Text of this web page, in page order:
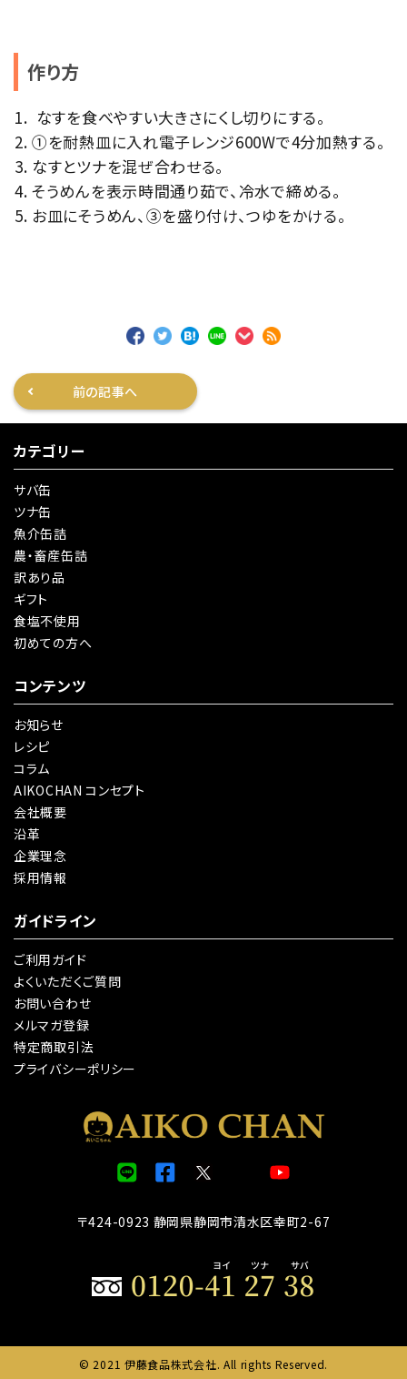
作り方
なすを食べやすい大きさにくし切りにする。
①を耐熱皿に入れ電子レンジ600Wで4分加熱する。
なすとツナを混ぜ合わせる。
そうめんを表示時間通り茹で、冷水で締める。
お皿にそうめん、③を盛り付け、つゆをかける。
前の記事へ
カテゴリー
サバ缶
ツナ缶
魚介缶詰
農・畜産缶詰
訳あり品
ギフト
食塩不使用
初めての方へ
コンテンツ
お知らせ
レシピ
コラム
AIKOCHAN コンセプト
会社概要
沿革
企業理念
採用情報
ガイドライン
ご利用ガイド
よくいただくご質問
お問い合わせ
メルマガ登録
特定商取引法
プライバシーポリシー
〒424-0923 静岡県静岡市清水区幸町2-67
© 2021 伊藤食品株式会社. All rights Reserved.